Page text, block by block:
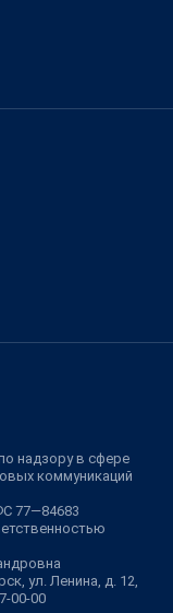
надзору в сфере
коммуникаций
77—84683
ул. Ленина, д. 12,
00-00